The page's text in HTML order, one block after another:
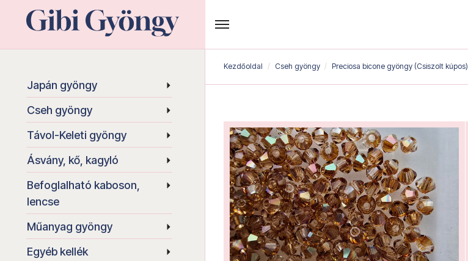
Japán gyöngy
Cseh gyöngy
Távol-Keleti gyöngy
Ásvány, kő, kagyló
Befoglalható kaboson,
lencse
Műanyag gyöngy
Egyéb kellék
Kezdőoldal Cseh gyöngy Preciosa bicone gyöngy (Csiszolt kúpos)